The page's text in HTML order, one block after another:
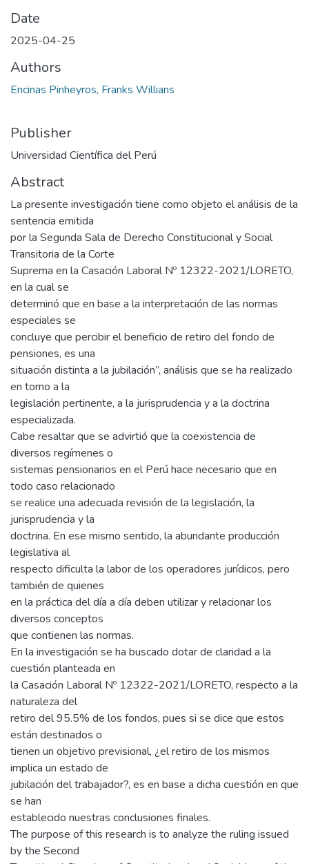
Date
2025-04-25
Authors
Encinas Pinheyros, Franks Willians
Publisher
Universidad Científica del Perú
Abstract
La presente investigación tiene como objeto el análisis de la
sentencia emitida
por la Segunda Sala de Derecho Constitucional y Social
Transitoria de la Corte
Suprema en la Casación Laboral Nº 12322-2021/LORETO,
en la cual se
determinó que en base a la interpretación de las normas
especiales se
concluye que percibir el beneficio de retiro del fondo de
pensiones, es una
situación distinta a la jubilación”, análisis que se ha realizado
en torno a la
legislación pertinente, a la jurisprudencia y a la doctrina
especializada.
Cabe resaltar que se advirtió que la coexistencia de
diversos regímenes o
sistemas pensionarios en el Perú hace necesario que en
todo caso relacionado
se realice una adecuada revisión de la legislación, la
jurisprudencia y la
doctrina. En ese mismo sentido, la abundante producción
legislativa al
respecto dificulta la labor de los operadores jurídicos, pero
también de quienes
en la práctica del día a día deben utilizar y relacionar los
diversos conceptos
que contienen las normas.
En la investigación se ha buscado dotar de claridad a la
cuestión planteada en
la Casación Laboral Nº 12322-2021/LORETO, respecto a la
naturaleza del
retiro del 95.5% de los fondos, pues si se dice que estos
están destinados o
tienen un objetivo previsional, ¿el retiro de los mismos
implica un estado de
jubilación del trabajador?, es en base a dicha cuestión en que
se han
establecido nuestras conclusiones finales.
The purpose of this research is to analyze the ruling issued
by the Second